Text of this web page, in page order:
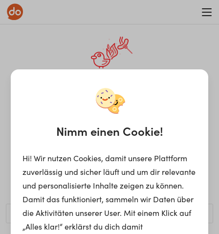
¡Ay, caramba! Seite nicht
gefunden.
Ups, die gewünschte Seite kann nicht gefunden werden.
Möchtest du nach einem bestimmten Begriff suchen?
Nimm einen Cookie!
Hi! Wir nutzen Cookies, damit unsere Plattform
zuverlässig und sicher läuft und um dir relevante
und personalisierte Inhalte zeigen zu können.
Damit das funktioniert, sammeln wir Daten über
die Aktivitäten unserer User. Mit einem Klick auf
„Alles klar!“ erklärst du dich damit